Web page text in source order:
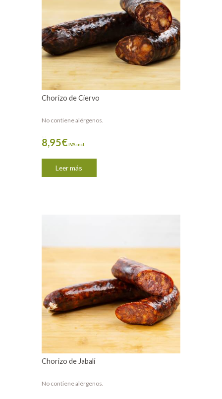
Chorizo de Ciervo
No contiene alérgenos.
8,95€IVA incl.
Leer más
Chorizo de Jabalí
No contiene alérgenos.